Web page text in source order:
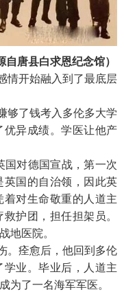
唐县白求恩纪念馆）
情开始融入到了最底层
够了钱考入多伦多大学
优异成绩。学医让他产
国对德国宣战，第一次
国的自治领，因此英
着对生命敬重的人道主
护团，担任担架员。
地医院。
。痊愈后，他回到多伦
业。毕业后，人道主
为了一名海军军医。